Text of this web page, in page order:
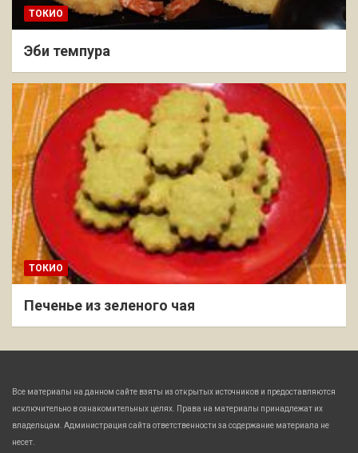
ТОКИО
Эби темпура
ТОКИО
Печенье из зеленого чая
Все материалы на данном сайте взяты из открытых источников и предоставляются
исключительно в ознакомительных целях. Права на материалы принадлежат их
владельцам. Администрация сайта ответственности за содержание материала не
несет.